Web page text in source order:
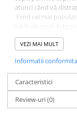
CLARINET
Microfoane
Orga electronica
Viori
atunci când vă
Fiind cel mai
de naștere și
Lansatorul este
siguranta.
Pachetul include: 1 x
Costum cu muschi
Marime: universala.
In functie de stoc
VEZI MAI MULT
Informatii
Caracteristici
Review-uri(0)